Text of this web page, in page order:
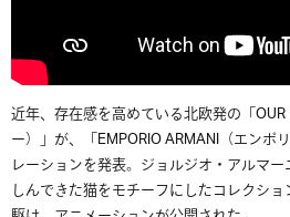
近年、存在感を高めている北欧発の 「OUR
ー）」が、「EMPORIO ARMANI（エンポ
レーションを発表。ジョルジオ・アルマ
しんできた猫をモチーフにしたコレクシ